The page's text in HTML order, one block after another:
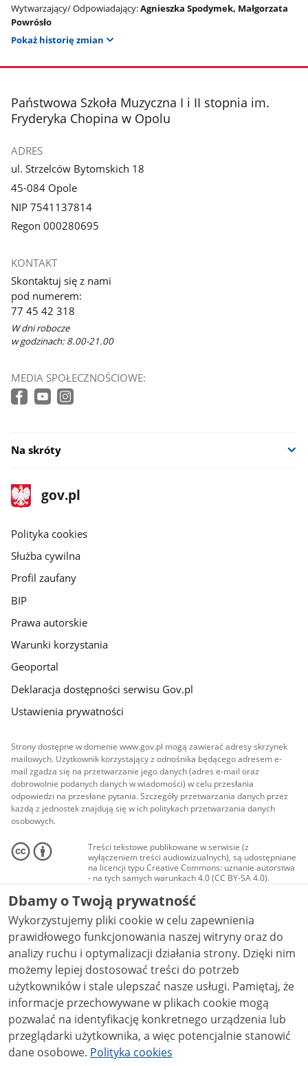
Wytwarzający/ Odpowiadający:Agnieszka Spodymek, Małgorzata
Powrósło
Pokaż historię zmian
stopka
Państwowa Szkoła Muzyczna I i II stopnia im.
Fryderyka Chopina w Opolu
ADRES
ul. Strzelców Bytomskich 18
45-084 Opole
NIP 7541137814
Regon 000280695
KONTAKT
Skontaktuj się z nami
pod numerem:
77 45 42 318
W dni robocze
w godzinach: 8.00-21.00
MEDIA SPOŁECZNOŚCIOWE:
Na skróty
stopka
gov.pl
Strona
gov.pl
gov.pl
Polityka cookies
Służba cywilna
Profil zaufany
BIP
Prawa autorskie
Warunki korzystania
Geoportal
Deklaracja dostępności serwisu Gov.pl
Ustawienia prywatności
Strony dostępne w domenie www.gov.pl mogą zawierać adresy skrzynek
mailowych. Użytkownik korzystający z odnośnika będącego adresem e-
mail zgadza się na przetwarzanie jego danych (adres e-mail oraz
dobrowolnie podanych danych w wiadomości) w celu przesłania
odpowiedzi na przesłane pytania. Szczegóły przetwarzania danych przez
każdą z jednostek znajdują się w ich politykach przetwarzania danych
osobowych.
Treści tekstowe publikowane w serwisie (z
wyłączeniem treści audiowizualnych), są udostępniane
na licencji typu Creative Commons: uznanie autorstwa
- na tych samych warunkach 4.0 (CC BY-SA 4.0).
Materiały audiowizualne, w tym zdjęcia, materiały
audio i wideo, są udostępniane na licencji typu
Creative Commons: uznanie autorstwa użycie
niekomercyjne - bez utworów zależnych 4.0 (CC BY-
NC-ND 4.0), o ile nie jest to stwierdzone inaczej.
Dbamy o Twoją prywatność
Wykorzystujemy pliki cookie w celu zapewnienia
prawidłowego funkcjonowania naszej witryny oraz do
analizy ruchu i optymalizacji działania strony. Dzięki nim
możemy lepiej dostosować treści do potrzeb
użytkowników i stale ulepszać nasze usługi. Pamiętaj, że
informacje przechowywane w plikach cookie mogą
pozwalać na identyfikację konkretnego urządzenia lub
przeglądarki użytkownika, a więc potencjalnie stanowić
dane osobowe. Polityka cookies